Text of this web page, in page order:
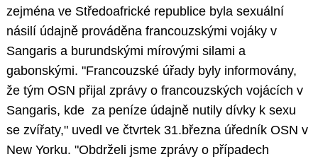
zejména ve Středoafrické republice byla sexuální
násilí údajně prováděna francouzskými vojáky v
Sangaris a burundskými mírovými silami a
gabonskými. "Francouzské úřady byly informovány,
že tým OSN přijal zprávy o francouzských vojácích v
Sangaris, kde za peníze údajně nutily dívky k sexu
se zvířaty," uvedl ve čtvrtek 31.března úředník OSN v
New Yorku. "Obdrželi jsme zprávy o případech